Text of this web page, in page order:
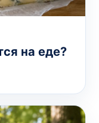
на еде?